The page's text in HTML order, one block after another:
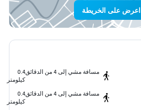
اعرض على الخريطة
مسافة مشي إلى 4 من الدقائق
0.4
كيلومتر
مسافة مشي إلى 4 من الدقائق
0.4
كيلومتر